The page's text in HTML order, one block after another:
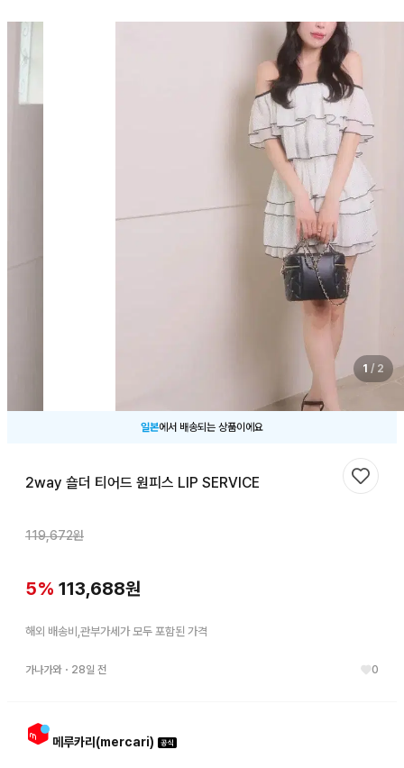
1 / 2
일본에서 배송되는 상품이에요
2way 숄더 티어드 원피스 LIP SERVICE
119,672원
5% 113,688원
해외 배송비,관부가세가 모두 포함된 가격
가나가와・ 28일 전 0
메루카리(mercari)
찜하기